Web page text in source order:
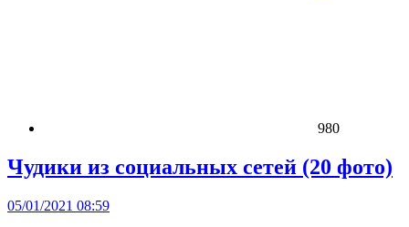
980
Чудики из социальных сетей (20 фото)
05/01/2021 08:59